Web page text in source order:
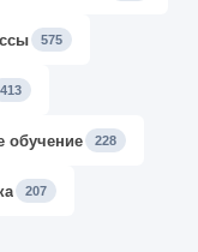
575
413
обучение 228
207